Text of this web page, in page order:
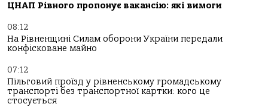
ЦНАП Рівного пропонує вакансію: які вимоги
08:12
На Рівненщині Силам оборони України передали
конфісковане майно
07:12
Пільговий проїзд у рівненському громадському
транспорті без транспортної картки: кого це
стосується